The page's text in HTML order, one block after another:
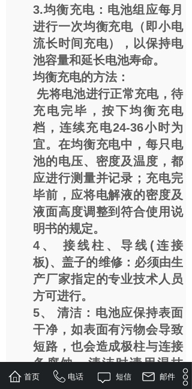
3.均衡充电：电池组应每月
进行一次均衡充电（即小电
流长时间充电），以保持电
池容量和延长电池寿命。
均衡充电的方法：
先将电池进行正常充电，待
充电完毕，按下均衡充电
档，连续充电24-36小时为
宜。在均衡充电中，每只电
池的电压、密度及温度，都
应进行测量并记录；充电完
毕前，应将电解液的密度及
液面高度调整到符合使用说
明书的规定。
4、 接线柱、导线(连接
板)、盖子的维修：必须由生
产厂家指定的专业技术人员
方可进行。
5、 清洁：电池应保持表面
干净，如表面有污物会导致
短路，也会造成极柱与连接
条腐蚀。清洁时请用湿抹
布，否则会产生静电。如箱
首页 电话 短信 邮件